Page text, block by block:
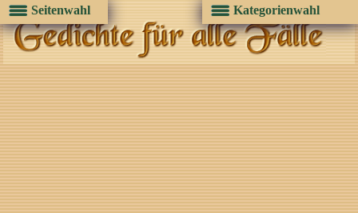
Seitenwahl Kategorienwahl